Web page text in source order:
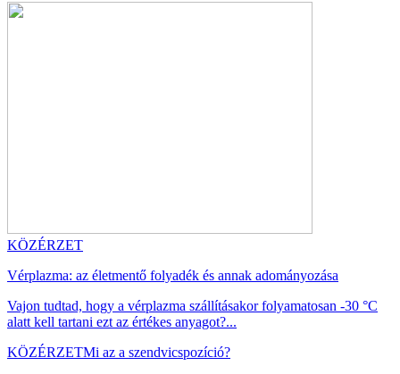
KÖZÉRZET
Vérplazma: az életmentő folyadék és annak adományozása
Vajon tudtad, hogy a vérplazma szállításakor folyamatosan -30 °C
alatt kell tartani ezt az értékes anyagot?...
KÖZÉRZETMi az a szendvicspozíció?